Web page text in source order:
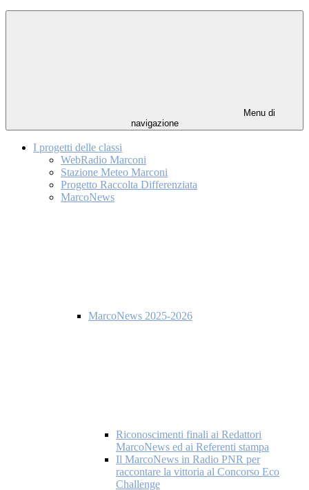
Menu di
navigazione
I progetti delle classi
WebRadio Marconi
Stazione Meteo Marconi
Progetto Raccolta Differenziata
MarcoNews
MarcoNews 2025-2026
Riconoscimenti finali ai Redattori
MarcoNews ed ai Referenti stampa
Il MarcoNews in Radio PNR per
raccontare la vittoria al Concorso Eco
Challenge